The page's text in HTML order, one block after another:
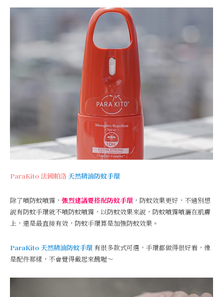
ParaKito 法國帕洛天然精油防蚊手環
除了噴防蚊噴霧， 強烈建議要搭配防蚊手環 ，防蚊效果更好，不過別想
說有防蚊手環就不噴防蚊噴霧，以防蚊效果來說，防蚊噴霧噴灑在肌膚
上，還是最直接有效，防蚊手環算是加強防蚊效果。
ParaKito 天然精油防蚊手環 有很多款式可選，手環都做得很好看，像
是配件那樣，不會覺得戴起來醜喔～